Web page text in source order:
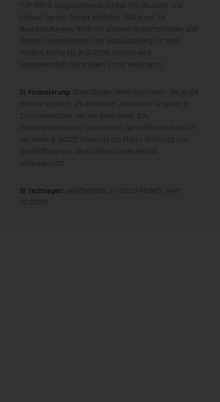
TOP PREIS ausgezeichnete Artikel. Pro Haushalt und
Einkauf nur ein Rabatt einlösbar. Gültig nur für
Neubestellungen. Nicht mit anderen Rabattaktionen und
Prämien kombinierbar. Eine Barauszahlung ist nicht
möglich. Gültig bis 31.07.2026. (Aktion wird
gegebenenfalls bei großem Erfolg verlängert).
2) Finanzierung: Ohne Zinsen, ohne Gebühren – bis zu 24
Monate Laufzeit, 0% effektiver Jahreszins. Angebot in
Zusammenarbeit mit der Open Bank, S.A.,
Zweigniederlassung Deutschland, geschäftsansässig An
der Welle 5, 60322 Frankfurt am Main – Wohnsitz und
Beschäftigung in Deutschland sowie Bonität
vorausgesetzt
3) Testsieger: veröffentlicht in FOCUS-MONEY (Heft
32/2025)